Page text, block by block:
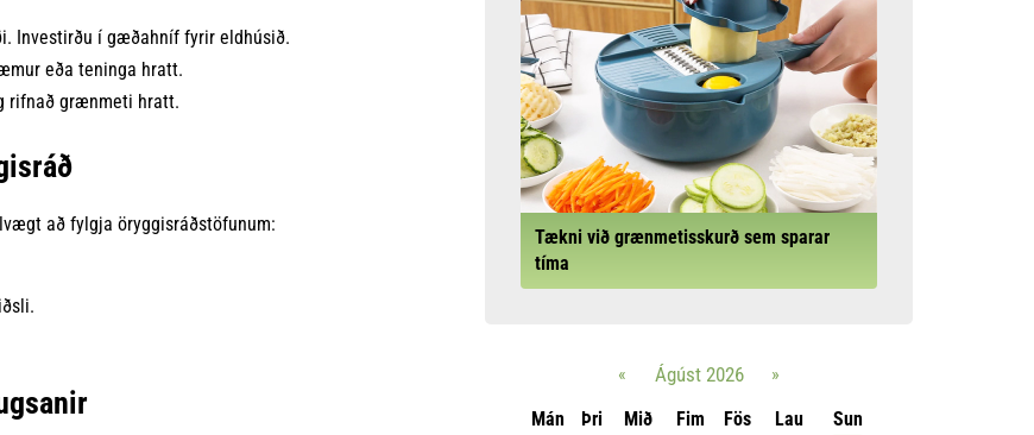
Investirðu í gæðahníf fyrir eldhúsið.
eða teninga hratt.
rifnað grænmeti hratt.
að fylgja öryggisráðstöfunum:
Tækni við grænmetisskurð sem sparar
tíma
« Ágúst 2026
»
Mán
Þri Mið Fim Fös Lau
Sun